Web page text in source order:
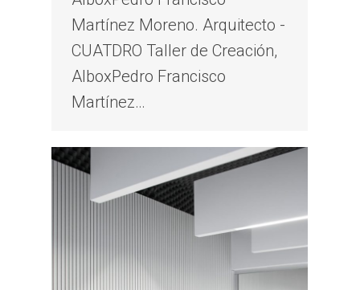
Martínez Moreno. Arquitecto -
CUATDRO Taller de Creación,
AlboxPedro Francisco
Martínez…